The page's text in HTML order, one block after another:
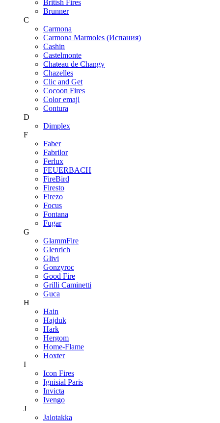
British Fires
Brunner
C
Carmona
Carmona Marmoles (Испания)
Cashin
Castelmonte
Chateau de Changy
Chazelles
Clic and Get
Cocoon Fires
Color emajl
Contura
D
Dimplex
F
Faber
Fabrilor
Ferlux
FEUERBACH
FireBird
Firesto
Firezo
Focus
Fontana
Fugar
G
GlammFire
Glenrich
Glivi
Gonzyroc
Good Fire
Grilli Caminetti
Guca
H
Hain
Hajduk
Hark
Hergom
Home-Flame
Hoxter
I
Icon Fires
Ignisial Paris
Invicta
Ivengo
J
Jalotakka